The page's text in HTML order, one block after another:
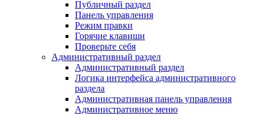
Публичный раздел
Панель управления
Режим правки
Горячие клавиши
Проверьте себя
Административный раздел
Административный раздел
Логика интерфейса административного
раздела
Административная панель управления
Административное меню